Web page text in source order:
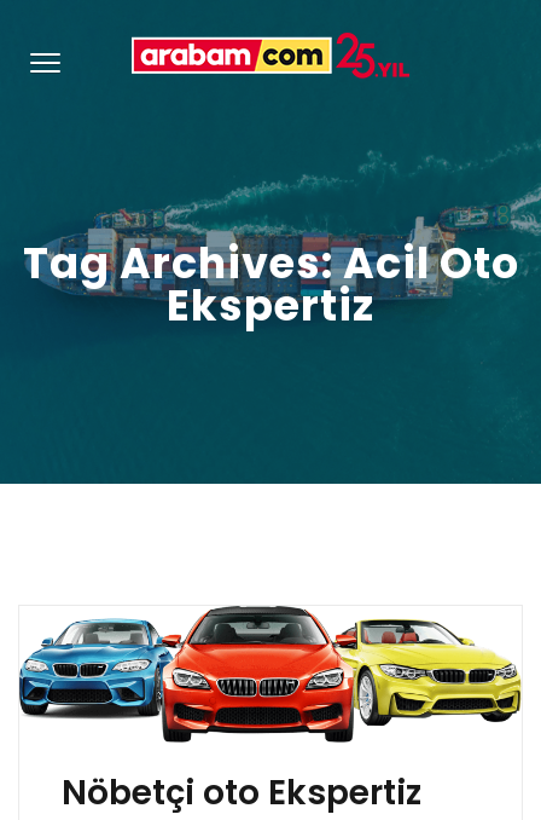
Tag Archives: Acil Oto
Ekspertiz
Nöbetçi oto Ekspertiz